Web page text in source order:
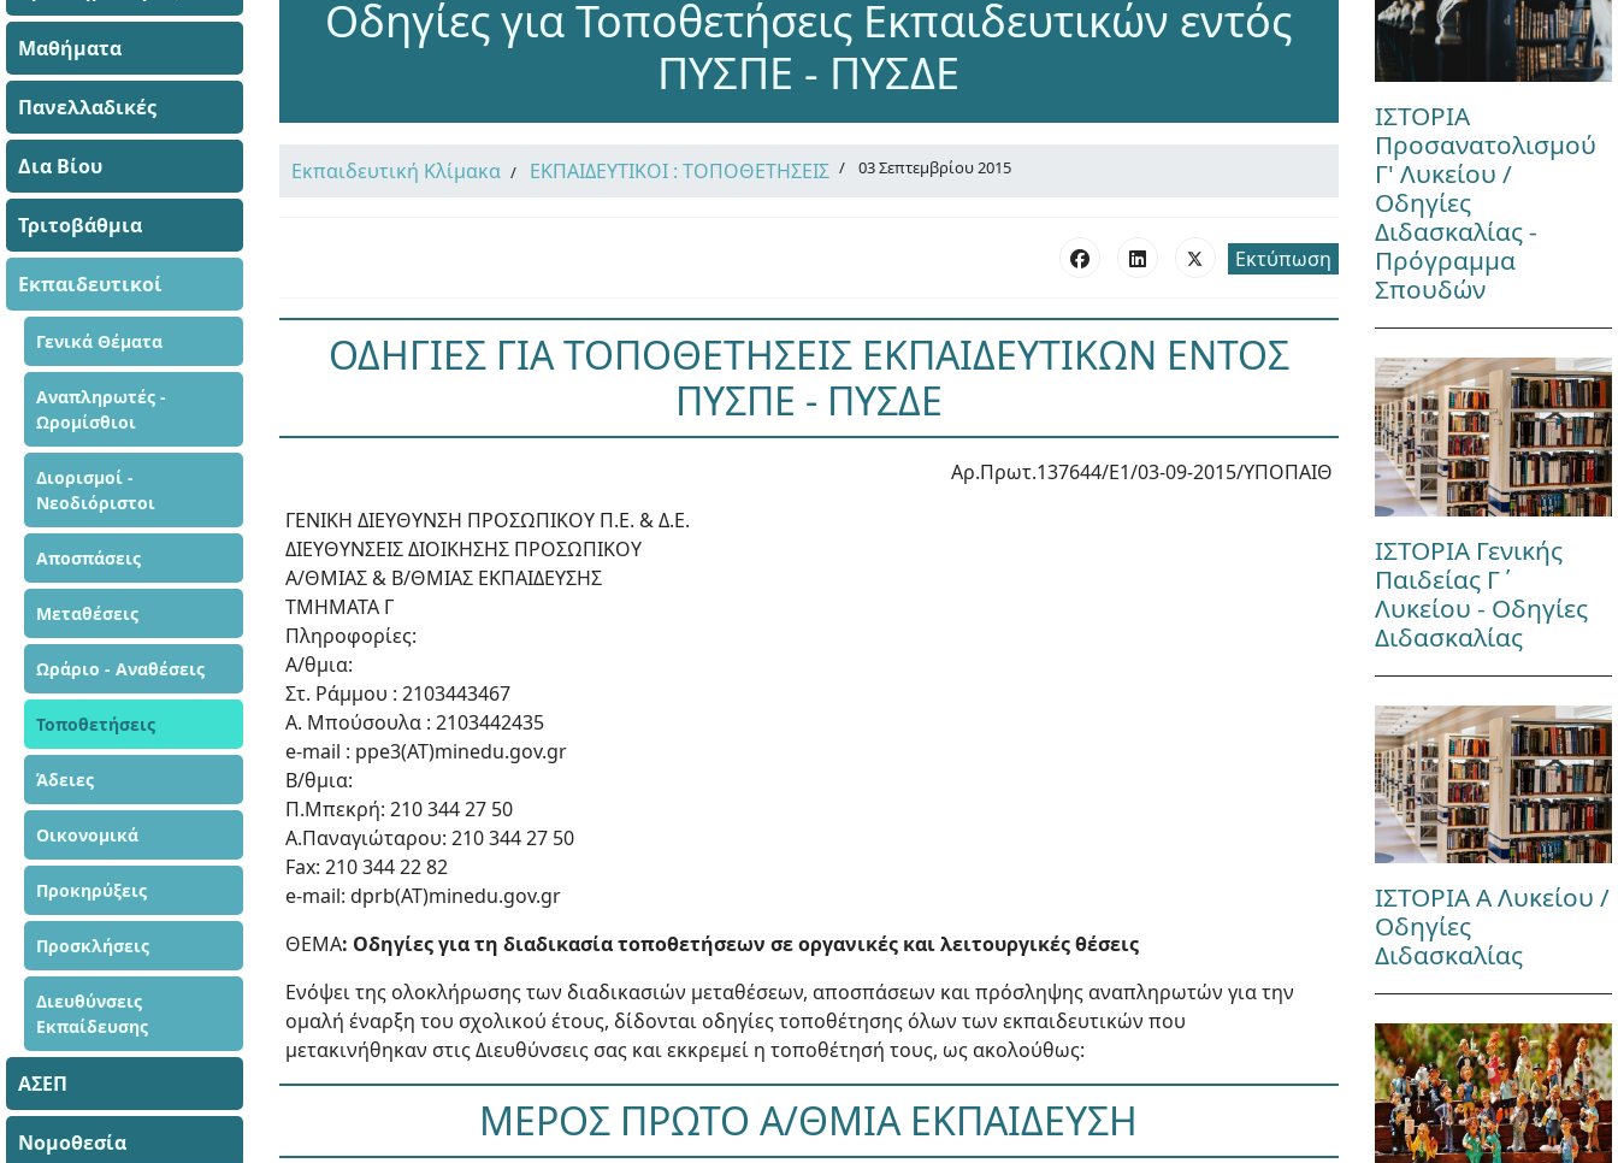
Μαθήματα
Πανελλαδικές
Δια Βίου
Τριτοβάθμια
Εκπαιδευτικοί
Γενικά Θέματα
Αναπληρωτές -
Ωρομίσθιοι
Διορισμοί -
Νεοδιόριστοι
Αποσπάσεις
Μεταθέσεις
Ωράριο - Αναθέσεις
Τοποθετήσεις
Άδειες
Οικονομικά
Προκηρύξεις
Προσκλήσεις
Διευθύνσεις
Εκπαίδευσης
ΑΣΕΠ
Νομοθεσία
Οδηγίες για Τοποθετήσεις Εκπαιδευτικών εντός
ΠΥΣΠΕ - ΠΥΣΔΕ
Εκπαιδευτική Κλίμακα ΕΚΠΑΙΔΕΥΤΙΚΟΙ : ΤΟΠΟΘΕΤΗΣΕΙΣ 03 Σεπτεμβρίου 2015
Εκτύπωση
ΟΔΗΓΙΕΣ ΓΙΑ ΤΟΠΟΘΕΤΗΣΕΙΣ ΕΚΠΑΙΔΕΥΤΙΚΩΝ ΕΝΤΟΣ
ΠΥΣΠΕ - ΠΥΣΔΕ
Αρ.Πρωτ.137644/Ε1/03-09-2015/ΥΠΟΠΑΙΘ
ΓΕΝΙΚΗ ΔΙΕΥΘΥΝΣΗ ΠΡΟΣΩΠΙΚΟΥ Π.Ε. & Δ.Ε.
ΔΙΕΥΘΥΝΣΕΙΣ ΔΙΟΙΚΗΣΗΣ ΠΡΟΣΩΠΙΚΟΥ
Α/ΘΜΙΑΣ & Β/ΘΜΙΑΣ ΕΚΠΑΙΔΕΥΣΗΣ
ΤΜΗΜΑΤΑ Γ
Πληροφορίες:
Α/θμια:
Στ. Ράμμου : 2103443467
Α. Μπούσουλα : 2103442435
e-mail : ppe3(ΑΤ)minedu.gov.gr
Β/θμια:
Π.Μπεκρή: 210 344 27 50
A.Παναγιώταρου: 210 344 27 50
Fax: 210 344 22 82
e-mail: dprb(ΑΤ)minedu.gov.gr
ΘΕΜΑ: Οδηγίες για τη διαδικασία τοποθετήσεων σε οργανικές και λειτουργικές θέσεις
Ενόψει της ολοκλήρωσης των διαδικασιών μεταθέσεων, αποσπάσεων και πρόσληψης αναπληρωτών για την
ομαλή έναρξη του σχολικού έτους, δίδονται οδηγίες τοποθέτησης όλων των εκπαιδευτικών που
μετακινήθηκαν στις Διευθύνσεις σας και εκκρεμεί η τοποθέτησή τους, ως ακολούθως:
ΜΕΡΟΣ ΠΡΩΤΟ Α/ΘΜΙΑ ΕΚΠΑΙΔΕΥΣΗ
ΙΣΤΟΡΙΑ
Προσανατολισμού
Γ' Λυκείου /
Οδηγίες
Διδασκαλίας -
Πρόγραμμα
Σπουδών
ΙΣΤΟΡΙΑ Γενικής
Παιδείας Γ΄
Λυκείου - Οδηγίες
Διδασκαλίας
ΙΣΤΟΡΙΑ Α Λυκείου /
Οδηγίες
Διδασκαλίας